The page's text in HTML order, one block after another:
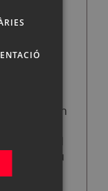
la
el
la
ya
corrige en
carga
en su